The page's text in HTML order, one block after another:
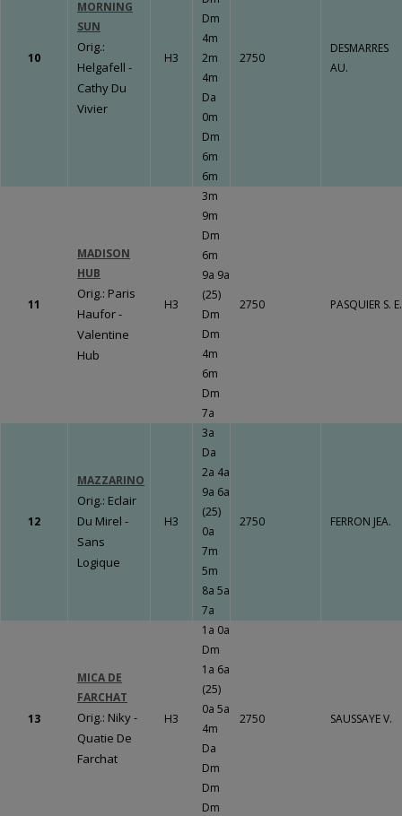
Un travail
gigantesque qui
va porter ses
Fermer
Fermer
10
MORNING
SUN
Orig.:
Helgafell -
Cathy Du
Vivier
H3
Dm
4m
2m
4m
Da
0m
Dm
6m
6m
2750
DESMARRES
AU.
11
MADISON
HUB
Orig.: Paris
Haufor -
Valentine
Hub
H3
3m
9m
Dm
6m
9a 9a
(25)
Dm
Dm
4m
6m
Dm
7a
2750 PASQUIER S. E.
12
MAZZARINO
Orig.: Eclair
Du Mirel -
Sans
Logique
H3
3a
Da
2a 4a
9a 6a
(25)
0a
7m
5m
8a 5a
7a
2750 FERRON JEA.
13
MICA DE
FARCHAT
Orig.: Niky -
Quatie De
Farchat
H3
1a 0a
Dm
1a 6a
(25)
0a 5a
4m
Da
Dm
Dm
Dm
2750 SAUSSAYE V.